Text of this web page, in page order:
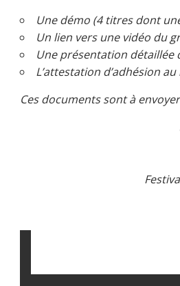
Une démo (4 titres dont
Un lien vers une vidéo du
Une présentation
L’attestation d’adhésion
Ces documents sont à